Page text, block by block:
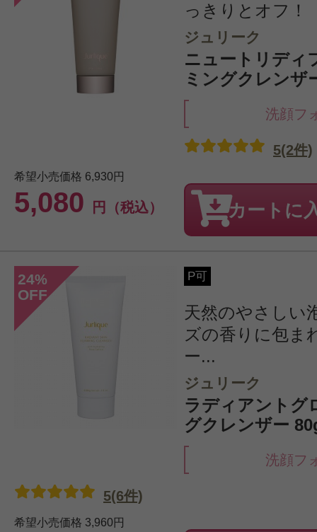
っきりとオフ！
ジュリーク
ニュートリディ
ミングクレンザ
洗顔フ
希望小売価格 6,930円
5,080 円（税込）
5(2件)
カートに
24%
OFF
P可
天然のやさしい
ズの香りに包ま
ー...
ジュリーク
ラディアントグ
グクレンザー
洗顔フ
希望小売価格 3,960円
5(6件)